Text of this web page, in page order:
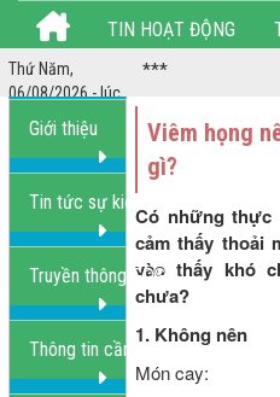
TIN HOẠT ĐỘNG
THỦ TỤC HÀNH CHÍNH
LIÊN HỆ
Thứ Năm,
06/08/2026 - lúc
4:19:59 PM
HẾT GIỜ ***
Giới thiệu
Tin tức sự kiện
Truyền thông GDSK
Thông tin cần biết
Viêm họng
gì?
Có những thực
cảm thấy thoải
vào thấy khó
chưa?
1. Không nên
Món cay: